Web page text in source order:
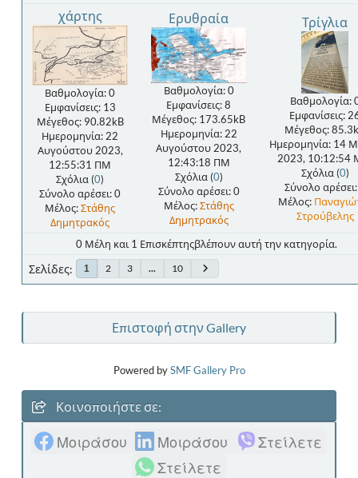
χάρτης
Βαθμολογία: 0
Εμφανίσεις: 13
Μέγεθος: 90.82kB
Ημερομηνία: 22
Αυγούστου 2023,
12:55:31 ΠΜ
Σχόλια (0)
Σύνολο αρέσει: 0
Μέλος:Στάθης
Δημητρακός
Ερυθραία
Βαθμολογία: 0
Εμφανίσεις: 8
Μέγεθος: 173.65kB
Ημερομηνία: 22
Αυγούστου 2023,
12:43:18 ΠΜ
Σχόλια (0)
Σύνολο αρέσει: 0
Μέλος:Στάθης
Δημητρακός
Τρίγλια
Βαθμολογία:
Εμφανίσεις:
Μέγεθος:
Ημερομηνία: 14
2023,
Σχόλια (0)
Σύνολο
Μέλος:
Στρούβελης
0 Μέλη και 1 Επισκέπτηςβλέπουν αυτή την κατηγορία.
Σελίδες 1 2 3 ... 10
Επιστοφή στην Gallery
Powered bySMF Gallery Pro
Κοινοποιήστε σε:
Μοιράσου Μοιράσου
Στείλετε
Στείλετε